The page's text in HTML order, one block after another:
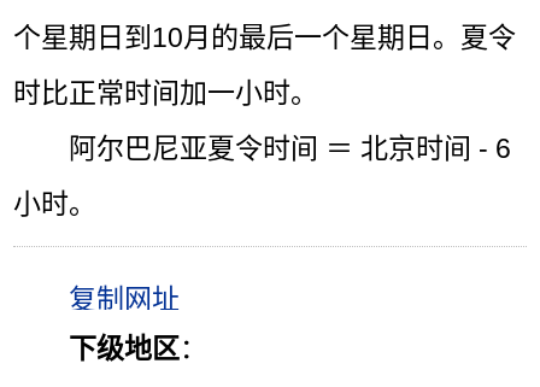
个星期日到10月的最后一个星期日。夏令
时比正常时间加一小时。
阿尔巴尼亚夏令时间 ＝ 北京时间 - 6
小时。
下级地区：